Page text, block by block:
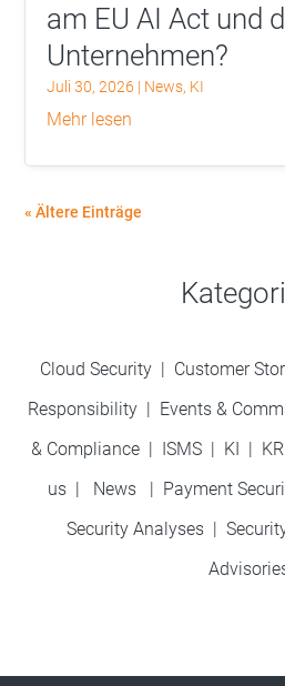
am EU AI Act und
Unternehmen?
Juli 30, 2026 | News, KI
mehr lesen
« Ältere Einträge
Cloud Security | Customer
Responsibility| Events &
& Compliance | ISMS | KI |
us | News | Payment
Security Analyses |